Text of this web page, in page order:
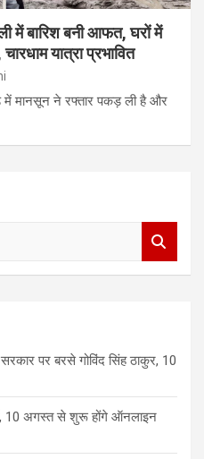
बारिश बनी आफत, घरों में
यात्रा प्रभावित
में मानसून ने रफ्तार पकड़ ली है और
पर बरसे गोविंद सिंह ठाकुर, 10
10 अगस्त से शुरू होंगे ऑनलाइन